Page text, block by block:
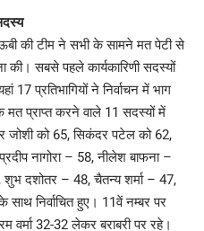
ऊबी की टीम ने सभी के सामने मत पेटी से
की। सबसे पहले कार्यकारिणी सदस्यों
17 प्रतिभागियों ने निर्वाचन में भाग
मत प्राप्त करने वाले 11 सदस्यों में
जोशी को 65, सिकंदर पटेल को 62,
नागोरा – 58, नीलेश बाफना –
शुभ दशोतर – 48, चैतन्य शर्मा – 47,
निर्वाचित हुए। 11वें नम्बर पर
वर्मा 32-32 लेकर बराबरी पर रहे।